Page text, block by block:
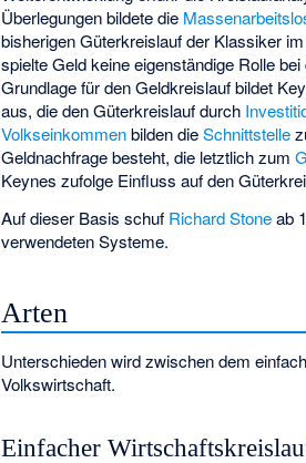
Überlegungen bildete die
bisherigen Güterkreislauf der Klassiker
spielte Geld keine eigenständige Rolle
Grundlage für den Geldkreislauf bildet
aus, die den Güterkreislauf durch
Volkseinkommenbilden dieSchnittstelle
Geldnachfrage besteht, die letztlich zum
Keynes zufolge Einfluss auf den
Auf dieser Basis schuf Richard Stoneab
verwendeten Systeme.
Arten
Unterschieden wird zwischen dem
Volkswirtschaft.
Einfacher